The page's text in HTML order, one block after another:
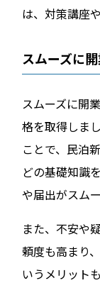
は、対策講座
スムーズに
スムーズに開
格を取得しま
ことで、民泊
どの基礎知識
や届出がスム
また、不安や
頼度も高まり
いうメリット